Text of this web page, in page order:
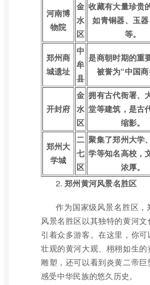
河南博
物院
金
水
区
收藏有大量珍贵
如青铜器、玉
等。
郑州商
城遗址
中
牟
县
是商朝时期的重
被誉为“中国商
开封府
金
水
区
拥有古代衙署、
堂等建筑，是古
缩影。
郑州大
学城
二
七
区
聚集了郑州大学
学等知名高校，
浓厚。
2. 郑州黄河风景名胜区
作为国家级风景名胜区，
风景名胜区以其独特的黄河文
引着众多游客。在这里，你可
壮观的黄河大观、栩栩如生的
雕塑，还可以看到炎黄二帝巨
感受中华民族的悠久历史。